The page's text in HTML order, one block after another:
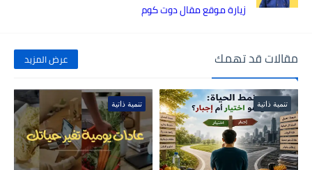
زيارة موقع مقال دوت كوم
مقالات قد تهمك عرض المزيد
تنمية ذاتية تنمية ذاتية